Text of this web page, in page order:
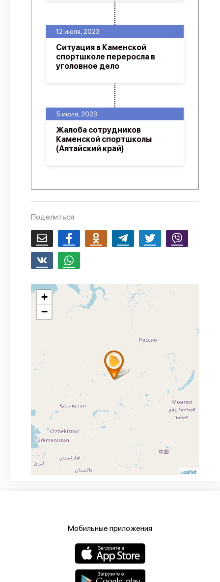
5 июля, 2023
Жалоба сотрудников
Каменской спортшколы
(Алтайский край)
12 июля, 2023
Ситуация в Каменской
спортшколе переросла в
уголовное дело
Поделиться
+
−
Leaflet
Мобильные приложения